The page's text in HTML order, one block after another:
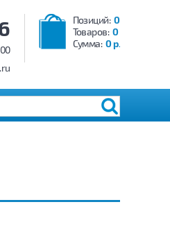
Позиций: 0
Товаров: 0
Сумма: 0 р.